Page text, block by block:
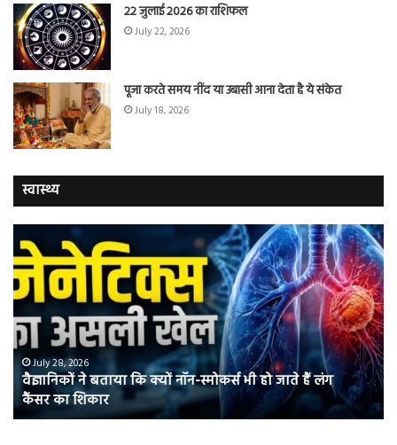
22 जुलाई 2026 का राशिफल
July 22, 2026
पूजा करते समय नींद या उबासी आना देता है ये संकेत
July 18, 2026
स्वास्थ्य
ने
बताया
कि
क्यों
नॉन-
स्मोकर्स
भी
जाते
हैं
July 28, 2026
वैज्ञानिकों ने बताया कि क्यों नॉन-स्मोकर्स भी हो जाते हैं लंग
कैंसर का शिकार
में
की